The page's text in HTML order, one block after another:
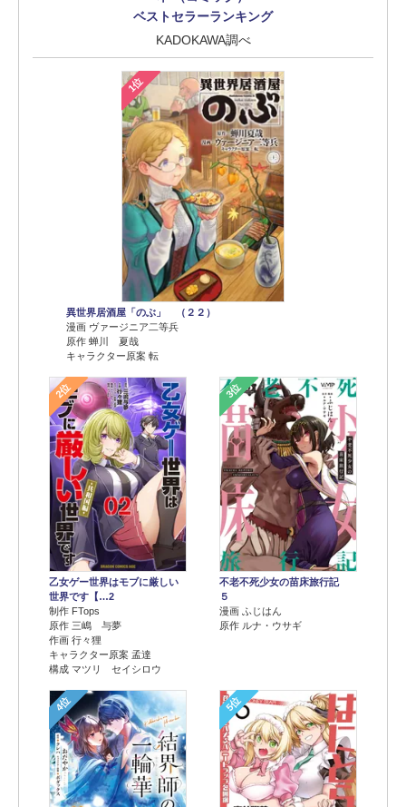
ベストセラーランキング
KADOKAWA調べ
1位
異世界居酒屋「のぶ」 （２２）
漫画 ヴァージニア二等兵
原作 蝉川 夏哉
キャラクター原案 転
2位
乙女ゲー世界はモブに厳しい
世界です【…2
制作 FTops
原作 三嶋 与夢
作画 行々狸
キャラクター原案 孟達
構成 マツリ セイシロウ
3位
不老不死少女の苗床旅行記
５
漫画 ふじはん
原作 ルナ・ウサギ
4位 5位